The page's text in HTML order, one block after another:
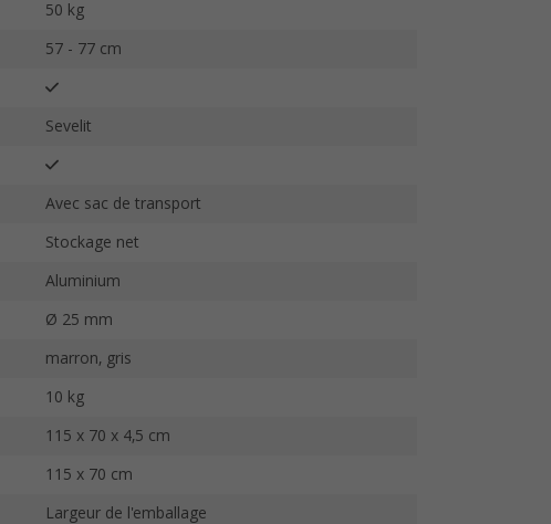
50 kg
57 - 77 cm
Sevelit
Avec sac de transport
Stockage net
Aluminium
Ø 25 mm
marron, gris
10 kg
115 x 70 x 4,5 cm
115 x 70 cm
Largeur de l'emballage